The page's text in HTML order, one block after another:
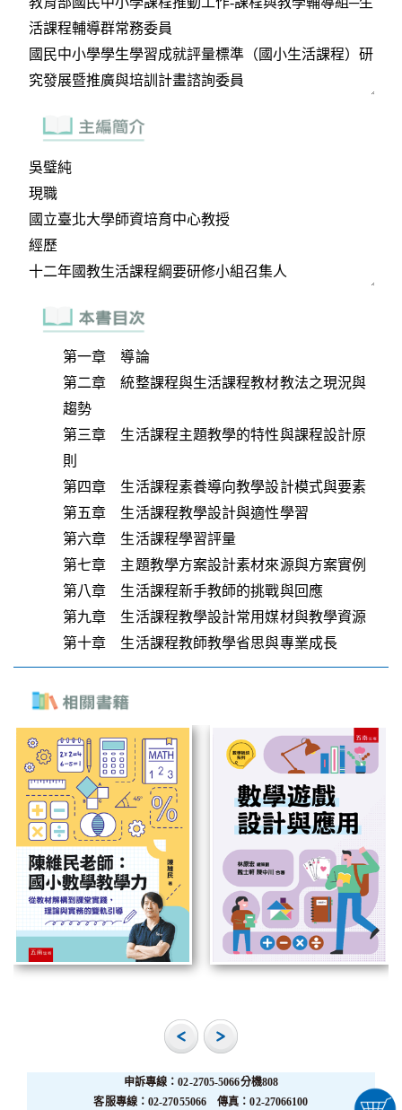
第一章 導論
第二章 統整課程與生活課程教材教法之現況與
趨勢
第三章 生活課程主題教學的特性與課程設計原
則
第四章 生活課程素養導向教學設計模式與要素
第五章 生活課程教學設計與適性學習
第六章 生活課程學習評量
第七章 主題教學方案設計素材來源與方案實例
第八章 生活課程新手教師的挑戰與回應
第九章 生活課程教學設計常用媒材與教學資源
第十章 生活課程教師教學省思與專業成長
申訴專線：02-2705-5066分機808
客服專線：02-27055066 傳真：02-27066100